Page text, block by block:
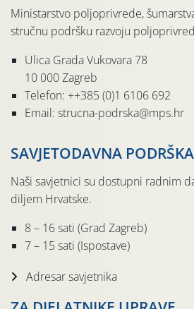
Ministarstvo poljoprivrede,
stručnu podršku razvoju
Ulica Grada Vukovara 78
10 000 Zagreb
Telefon: ++385 (0)1 6106 692
Email: strucna-podrska@mps.hr
SAVJETODAVNA PODRŠKA
Naši savjetnici su dostupni radnim
diljem Hrvatske.
8 – 16 sati (Grad Zagreb)
7 – 15 sati (Ispostave)
Adresar savjetnika